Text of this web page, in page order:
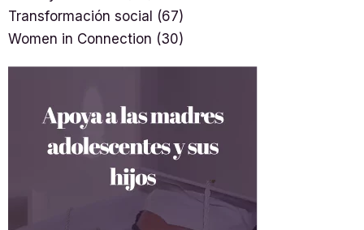
Transformación social (67)
Women in Connection (30)